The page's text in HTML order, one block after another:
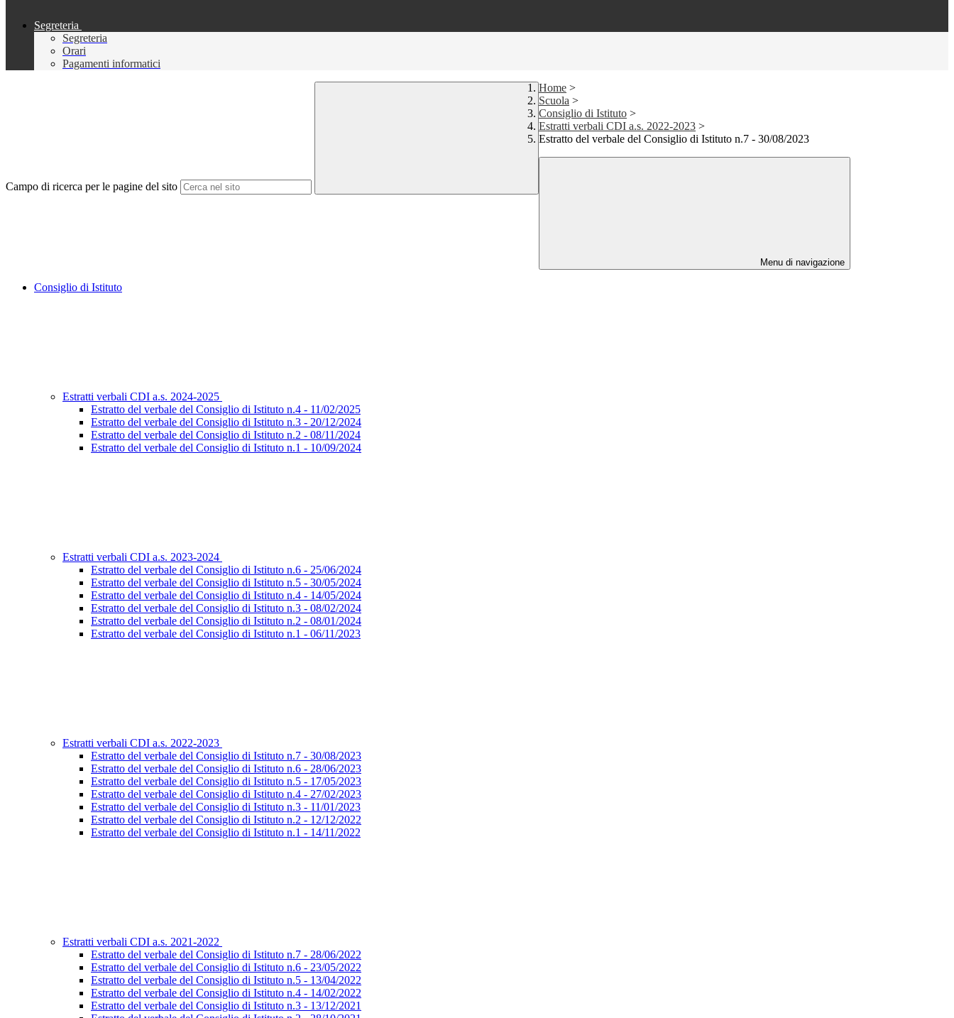
Segreteria
Segreteria
Orari
Pagamenti informatici
Campo di ricerca per le pagine del sito
Home >
Scuola >
Consiglio di Istituto >
Estratti verbali CDI a.s. 2022-2023 >
Estratto del verbale del Consiglio di Istituto n.7 - 30/08/2023
Menu di navigazione
Consiglio di Istituto
Estratti verbali CDI a.s. 2024-2025
Estratto del verbale del Consiglio di Istituto n.4 - 11/02/2025
Estratto del verbale del Consiglio di Istituto n.3 - 20/12/2024
Estratto del verbale del Consiglio di Istituto n.2 - 08/11/2024
Estratto del verbale del Consiglio di Istituto n.1 - 10/09/2024
Estratti verbali CDI a.s. 2023-2024
Estratto del verbale del Consiglio di Istituto n.6 - 25/06/2024
Estratto del verbale del Consiglio di Istituto n.5 - 30/05/2024
Estratto del verbale del Consiglio di Istituto n.4 - 14/05/2024
Estratto del verbale del Consiglio di Istituto n.3 - 08/02/2024
Estratto del verbale del Consiglio di Istituto n.2 - 08/01/2024
Estratto del verbale del Consiglio di Istituto n.1 - 06/11/2023
Estratti verbali CDI a.s. 2022-2023
Estratto del verbale del Consiglio di Istituto n.7 - 30/08/2023
Estratto del verbale del Consiglio di Istituto n.6 - 28/06/2023
Estratto del verbale del Consiglio di Istituto n.5 - 17/05/2023
Estratto del verbale del Consiglio di Istituto n.4 - 27/02/2023
Estratto del verbale del Consiglio di Istituto n.3 - 11/01/2023
Estratto del verbale del Consiglio di Istituto n.2 - 12/12/2022
Estratto del verbale del Consiglio di Istituto n.1 - 14/11/2022
Estratti verbali CDI a.s. 2021-2022
Estratto del verbale del Consiglio di Istituto n.7 - 28/06/2022
Estratto del verbale del Consiglio di Istituto n.6 - 23/05/2022
Estratto del verbale del Consiglio di Istituto n.5 - 13/04/2022
Estratto del verbale del Consiglio di Istituto n.4 - 14/02/2022
Estratto del verbale del Consiglio di Istituto n.3 - 13/12/2021